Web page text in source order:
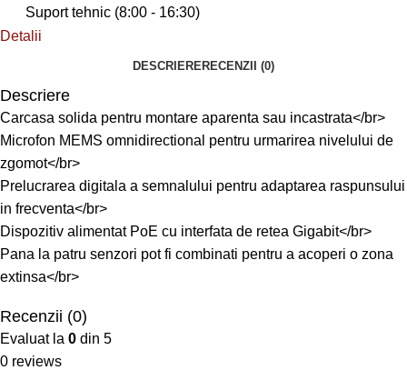
Suport tehnic (8:00 - 16:30)
Detalii
DESCRIERERECENZII (0)
Descriere
Carcasa solida pentru montare aparenta sau incastrata</br>
Microfon MEMS omnidirectional pentru urmarirea nivelului de
zgomot</br>
Prelucrarea digitala a semnalului pentru adaptarea raspunsului
in frecventa</br>
Dispozitiv alimentat PoE cu interfata de retea Gigabit</br>
Pana la patru senzori pot fi combinati pentru a acoperi o zona
extinsa</br>
Recenzii (0)
Evaluat la 0 din 5
0 reviews